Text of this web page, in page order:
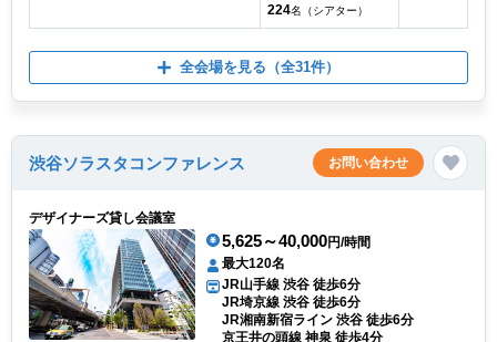
224名（シアター）
全会場を見る （全31件）
渋谷ソラスタコンファレンス お問い合わせ
デザイナーズ貸し会議室
5,625～40,000円/時間
最大120名
JR山手線 渋谷 徒歩6分
JR埼京線 渋谷 徒歩6分
JR湘南新宿ライン 渋谷 徒歩6分
京王井の頭線 神泉 徒歩4分